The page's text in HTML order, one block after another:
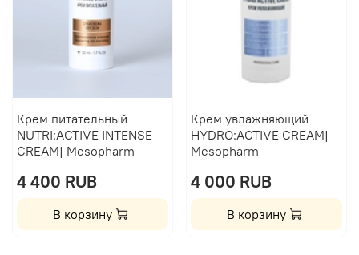
Крем питательный
NUTRI:ACTIVE INTENSE
CREAM| Mesopharm
4 400 RUB
В корзину
Крем увлажняющий
HYDRO:ACTIVE CREAM|
Mesopharm
4 000 RUB
В корзину